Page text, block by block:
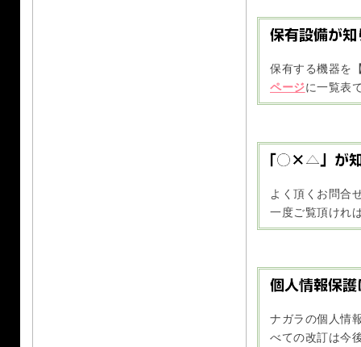
保有する機器を
ページに一覧表
よく頂くお問合
一度ご覧頂けれ
ナガラの個人情
べての改訂は今